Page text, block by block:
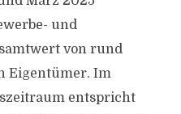
und
von rund
Eigentümer. Im
entspricht